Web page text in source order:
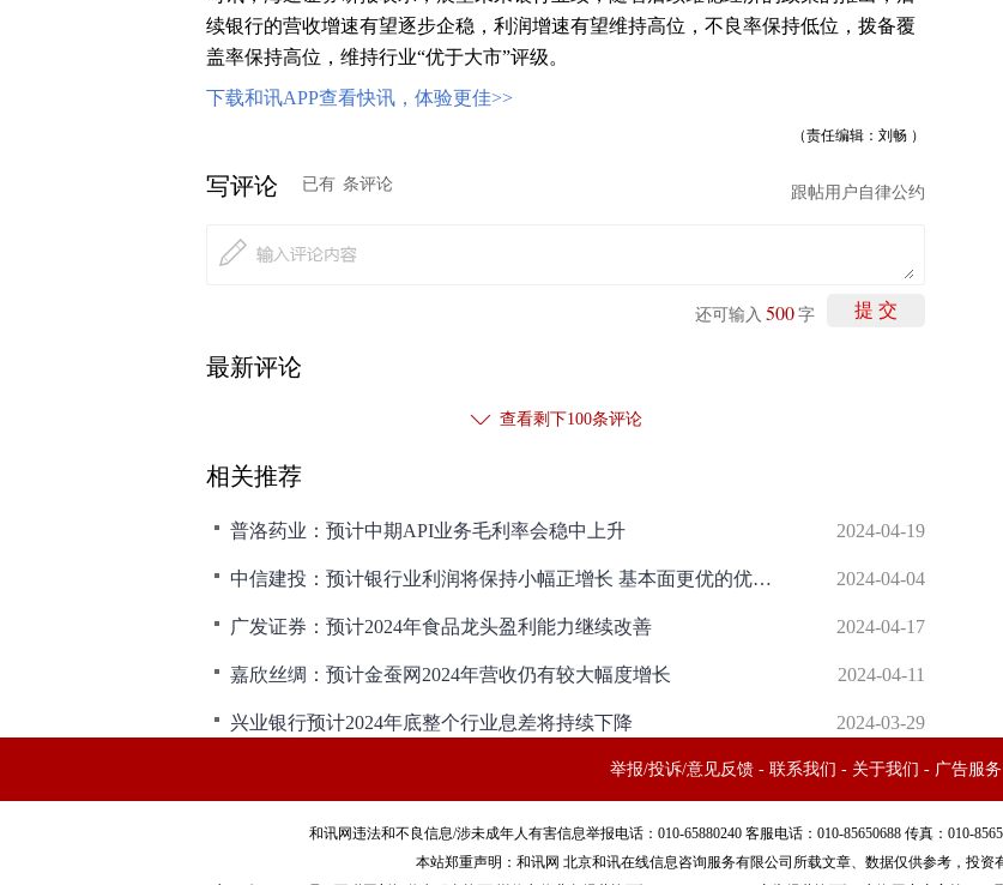
续银行的营收增速有望逐步企稳，利润增速有望维持高位，不良率保持低位，拨备覆
盖率保持高位，维持行业“优于大市”评级。
下载和讯APP查看快讯，体验更佳>>
（责任编辑：刘畅 ）
写评论 已有 条评论 跟帖用户自律公约
提 交
还可输入 500 字
最新评论
查看剩下100条评论
相关推荐
普洛药业：预计中期API业务毛利率会稳中上升 2024-04-19
中信建投：预计银行业利润将保持小幅正增长 基本面更优的优质银行配置正当时 2024-04-04
广发证券：预计2024年食品龙头盈利能力继续改善 2024-04-17
嘉欣丝绸：预计金蚕网2024年营收仍有较大幅度增长 2024-04-11
兴业银行预计2024年底整个行业息差将持续下降 2024-03-29
举报/投诉/意见反馈- 联系我们 - 关于我们 - 广告服务
和讯网违法和不良信息/涉未成年人有害信息举报电话：010-65880240 客服电话：010-85650688 传真：010-
本站郑重声明：和讯网 北京和讯在线信息咨询服务有限公司所载文章、数据仅供参考，投资